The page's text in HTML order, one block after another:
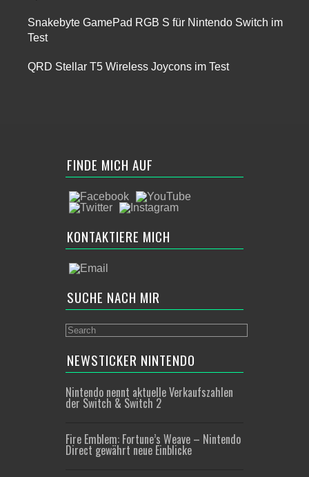
Snakebyte GamePad RGB S für Nintendo Switch im
Test
QRD Stellar T5 Wireless Joycons im Test
FINDE MICH AUF
KONTAKTIERE MICH
SUCHE NACH MIR
NEWSTICKER NINTENDO
Nintendo nennt aktuelle Verkaufszahlen
der Switch & Switch 2
Fire Emblem: Fortune’s Weave – Nintendo
Direct gewährt neue Einblicke